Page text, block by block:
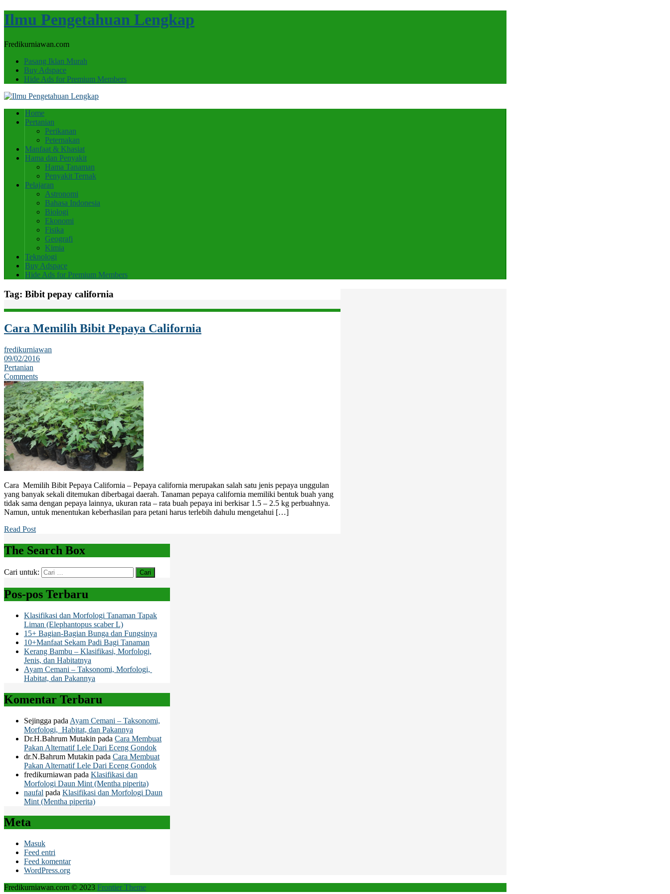
Ilmu Pengetahuan Lengkap
Fredikurniawan.com
Pasang Iklan Murah
Buy Adspace
Hide Ads for Premium Members
Home
Pertanian
Perikanan
Peternakan
Manfaat & Khasiat
Hama dan Penyakit
Hama Tanaman
Penyakit Ternak
Pelajaran
Astronomi
Bahasa Indonesia
Biologi
Ekonomi
Fisika
Geografi
Kimia
Teknologi
Buy Adspace
Hide Ads for Premium Members
Tag: Bibit pepay california
Cara Memilih Bibit Pepaya California
fredikurniawan
09/02/2016
Pertanian
Comments
Cara Memilih Bibit Pepaya California – Pepaya california merupakan salah satu jenis pepaya unggulan
yang banyak sekali ditemukan diberbagai daerah. Tanaman pepaya california memiliki bentuk buah yang
tidak sama dengan pepaya lainnya, ukuran rata – rata buah pepaya ini berkisar 1.5 – 2.5 kg perbuahnya.
Namun, untuk menentukan keberhasilan para petani harus terlebih dahulu mengetahui […]
Read Post
The Search Box
Cari untuk:
Pos-pos Terbaru
Klasifikasi dan Morfologi Tanaman Tapak
Liman (Elephantopus scaber L)
15+ Bagian-Bagian Bunga dan Fungsinya
10+Manfaat Sekam Padi Bagi Tanaman
Kerang Bambu – Klasifikasi, Morfologi,
Jenis, dan Habitatnya
Ayam Cemani – Taksonomi, Morfologi,
Habitat, dan Pakannya
Komentar Terbaru
Sejingga pada Ayam Cemani – Taksonomi,
Morfologi, Habitat, dan Pakannya
Dr.H.Bahrum Mutakin pada Cara Membuat
Pakan Alternatif Lele Dari Eceng Gondok
dr.N.Bahrum Mutakin pada Cara Membuat
Pakan Alternatif Lele Dari Eceng Gondok
fredikurniawan pada Klasifikasi dan
Morfologi Daun Mint (Mentha piperita)
naufal pada Klasifikasi dan Morfologi Daun
Mint (Mentha piperita)
Meta
Masuk
Feed entri
Feed komentar
WordPress.org
Fredikurniawan.com © 2023 Frontier Theme